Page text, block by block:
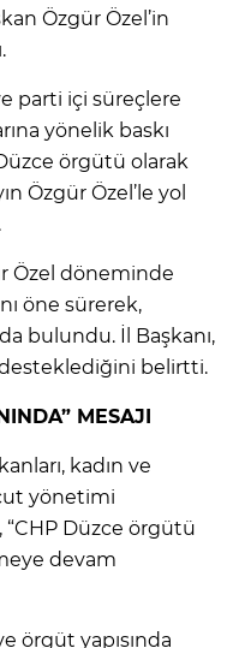
Özgür Özel’in
parti içi süreçlere
yönelik baskı
örgütü olarak
Özgür Özel’le yol
Özel döneminde
öne sürerek,
bulundu. İl Başkanı,
belirtti.
MESAJI
kadın ve
yönetimi
Düzce örgütü
devam
örgüt yapısında